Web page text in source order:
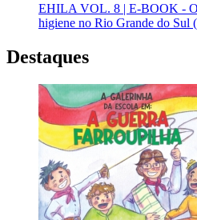
EHILA VOL. 8 | E-BOOK - O
higiene no Rio Grande do Sul
Destaques